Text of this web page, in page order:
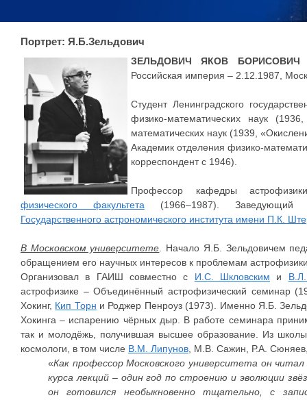
Портрет: Я.Б.Зельдович
ЗЕЛЬДОВИЧ ЯКОВ БОРИСОВИЧ
Российская империя – 2.12.1987,
Студент Ленинградского
физико-математических наук
математических наук (1939,
Академик отделения физико-
корреспондент с 1946).
Профессор кафедры
физического факультета (1966–1987). Заведующий
Государственного астрономического института имени П.К.
В Московском университете . Начало Я.Б. Зельдовичем
обращением его научных интересов к проблемам
Организовал в ГАИШ совместно с И.С. Шкловским и
астрофизике – Объединённый астрофизический семинар
Хокинг, Кип Торн и Роджер Пенроуз (1973). Именно Я.Б.
Хокинга – испарению чёрных дыр. В работе семинара
так и молодёжь, получившая высшее образование. Из
космологи, в том числе В.М. Липунов , М.В. Сажин, Р.А.
«Как профессор Московского университета он
курса лекций – один год по строению и эволюции
он готовился необыкновенно тщательно, с